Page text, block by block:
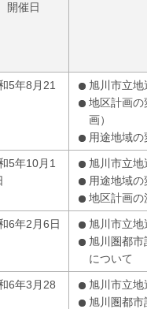
開催日
5年8月21
旭川市立
地区計画の
画）
用途地域
5年10月1
旭川市立
用途地域
地区計画の
6年2月6日
旭川市立
旭川圏都
について
6年3月28
旭川市立
旭川圏都